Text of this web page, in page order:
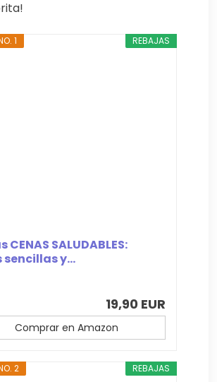
REBAJAS
1
SALUDABLES:
sencillas y...
19,90 EUR
Comprar en Amazon
REBAJAS
2